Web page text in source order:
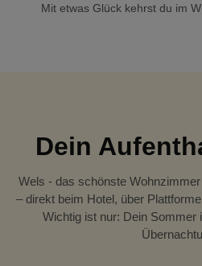
Mit etwas Glück kehrst du im
Dein
Wels - das schönste
– direkt beim Hotel, über
Wichtig ist nur: Dein Sommer